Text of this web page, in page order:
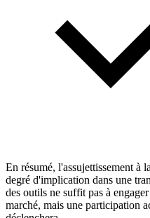
En résumé, l'assujettissement à
degré d'implication dans une
des outils ne suffit pas à
marché, mais une participation